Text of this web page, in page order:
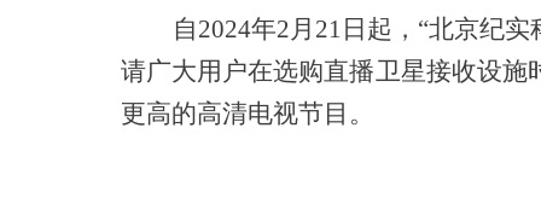
自2024年2月21日起，“北京纪
请广大用户在选购直播卫星接收设
更高的高清电视节目。